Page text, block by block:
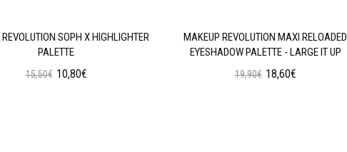
SOPH X HIGHLIGHTER
PALETTE
15,50€ 10,80€
MAKEUP REVOLUTION MAXI RELOADED
EYESHADOW PALETTE - LARGE IT UP
19,90€ 18,60€